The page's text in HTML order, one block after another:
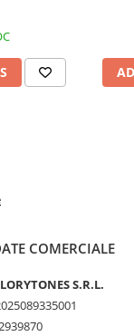
COMERCIALE
S.R.L.